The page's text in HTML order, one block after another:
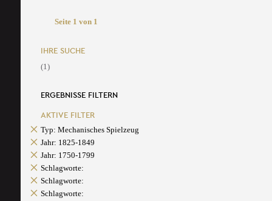
Seite 1 von 1
IHRE SUCHE
(1)
ERGEBNISSE FILTERN
AKTIVE FILTER
Typ: Mechanisches Spielzeug
Jahr: 1825-1849
Jahr: 1750-1799
Schlagworte:
Schlagworte:
Schlagworte: